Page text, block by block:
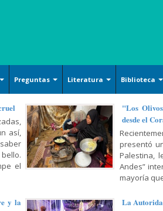
Calligraphy
Miniature
Preguntas Literatura
Ensayos literarios
Poesía
Cuentos
Biblioteca
Islam
Derechos
Oración y
Filosofía y
Sociología
así,
el
"Los
desde el
presentó
Palestina,
Andes”
mayoría
y la
La